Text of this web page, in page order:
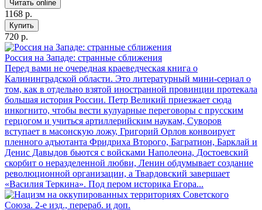
Читать online
1168 р.
Купить
720 р.
Россия на Западе: странные сближения
Перед вами не очередная краеведческая книга о
Калининградской области. Это литературный мини-сериал о
том, как в отдельно взятой иностранной провинции протекала
большая история России. Петр Великий приезжает сюда
инкогнито, чтобы вести кулуарные переговоры с прусским
герцогом и учиться артиллерийским наукам, Суворов
вступает в масонскую ложу, Григорий Орлов конвоирует
пленного адъютанта Фридриха Второго, Багратион, Барклай и
Денис Давыдов бьются с войсками Наполеона, Достоевский
скорбит о неразделенной любви, Ленин обдумывает создание
революционной организации, а Твардовский завершает
«Василия Теркина». Под пером историка Егора...